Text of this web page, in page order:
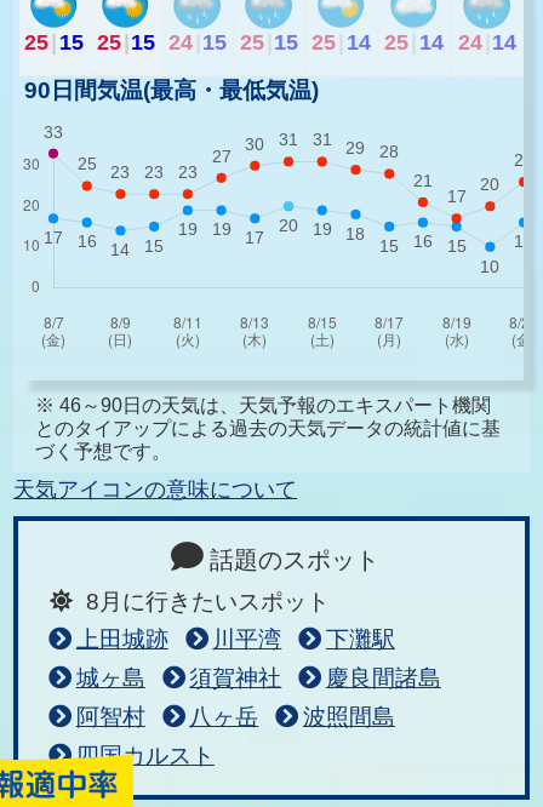
25| 15 25|15 24 15 25 15 25 14 25 14 24 14
90日間気温(最高・最低気温)
※ 46～90日の天気は、天気予報のエキスパート機関
とのタイアップによる過去の天気データの統計値に基
づく予想です。
天気アイコンの意味について
話題のスポット
8月に行きたいスポット
上田城跡
川平湾
下灘駅
城ヶ島
須賀神社
慶良間諸島
阿智村
八ヶ岳
波照間島
四国カルスト